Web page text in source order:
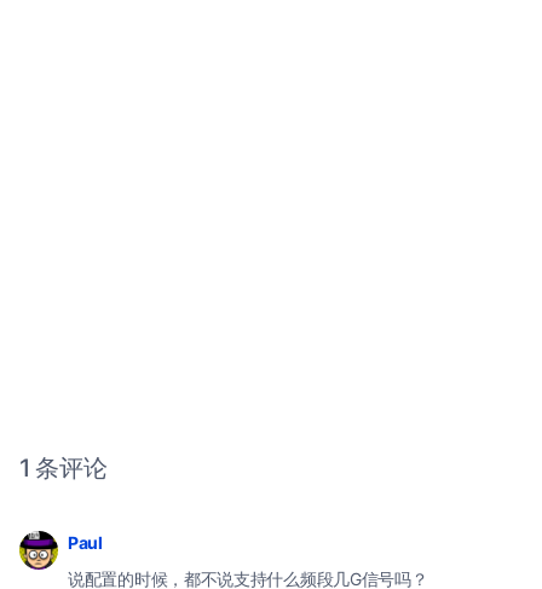
1 条评论
Paul
说配置的时候，都不说支持什么频段几G信号吗？